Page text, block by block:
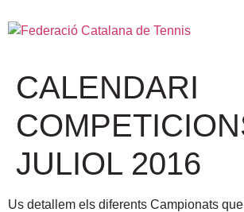
CALENDARI
JULIOL 2016
Us detallem els diferents Campionats